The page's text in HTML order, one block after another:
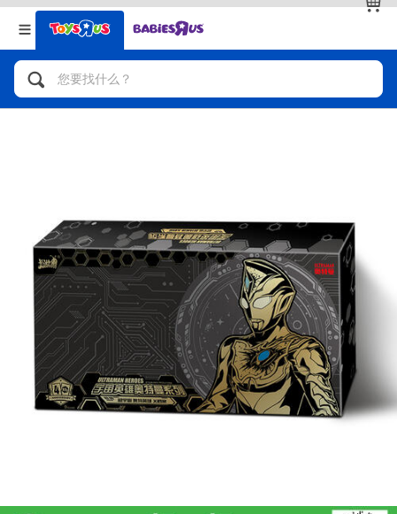
返回
分类目录
人气英雄，角色扮演，射击玩具
玩具车，货车，火车及遥控系列
手工艺，文具，蜡笔，泥胶，画板
娃娃，芭比，收藏公仔
电子玩具
益智学习玩具
返回
品牌
查看全部